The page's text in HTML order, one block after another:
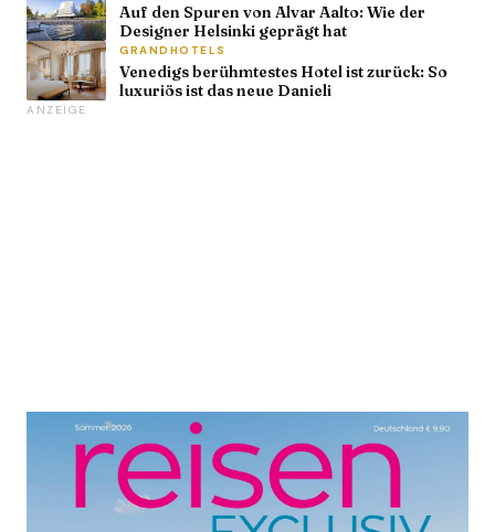
Auf den Spuren von Alvar Aalto: Wie der
Designer Helsinki geprägt hat
GRANDHOTELS
Venedigs berühmtestes Hotel ist zurück: So
luxuriös ist das neue Danieli
ANZEIGE